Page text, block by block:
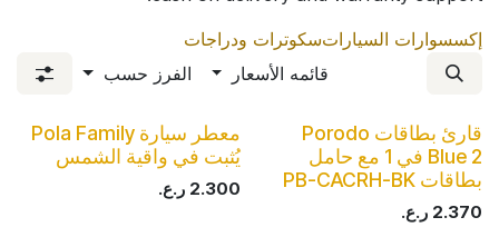
إكسسوارات السياراتسكوترات ودراجات
قائمه الأسعار
الفرز حسب
قارئ بطاقات Porodo
Blue 2 في 1 مع حامل
بطاقات PB-CACRH-BK
2.370 ر.ع.
معطر سيارة Pola Family
يُثبت في واقية الشمس
2.300 ر.ع.